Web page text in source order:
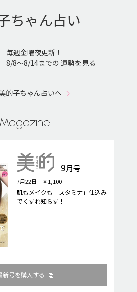
ちゃん占い
毎週金曜夜更新！
8/8〜8/14までの 運勢を見る
的子ちゃん占いへ
Magazine
9月号
7月22日 ￥1,100
肌もメイクも「スタミナ」仕込み
でくずれ知らず！
新号を購入する